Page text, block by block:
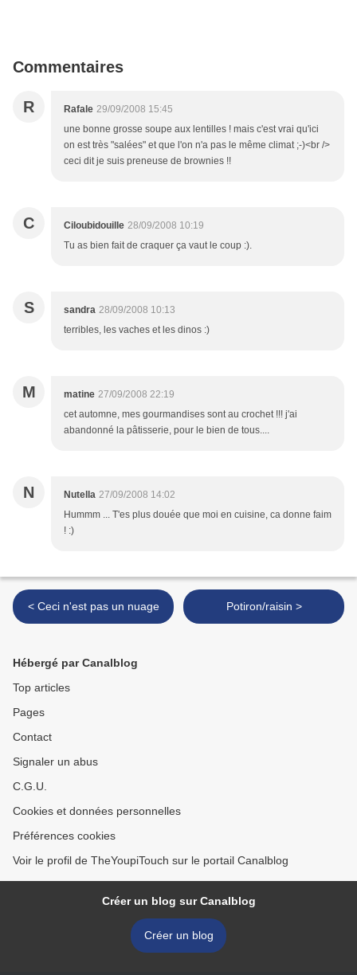
Commentaires
R Rafale 29/09/2008 15:45
une bonne grosse soupe aux lentilles ! mais c'est vrai qu'ici
on est très "salées" et que l'on n'a pas le même climat ;-)<br />
ceci dit je suis preneuse de brownies !!
C Ciloubidouille 28/09/2008 10:19
Tu as bien fait de craquer ça vaut le coup :).
S sandra 28/09/2008 10:13
terribles, les vaches et les dinos :)
M matine 27/09/2008 22:19
cet automne, mes gourmandises sont au crochet !!! j'ai
abandonné la pâtisserie, pour le bien de tous....
N Nutella 27/09/2008 14:02
Hummm ... T'es plus douée que moi en cuisine, ca donne faim
! :)
< Ceci n'est pas un nuage Potiron/raisin >
Hébergé par Canalblog
Top articles
Pages
Contact
Signaler un abus
C.G.U.
Cookies et données personnelles
Préférences cookies
Voir le profil de TheYoupiTouch sur le portail Canalblog
Créer un blog sur Canalblog
Créer un blog